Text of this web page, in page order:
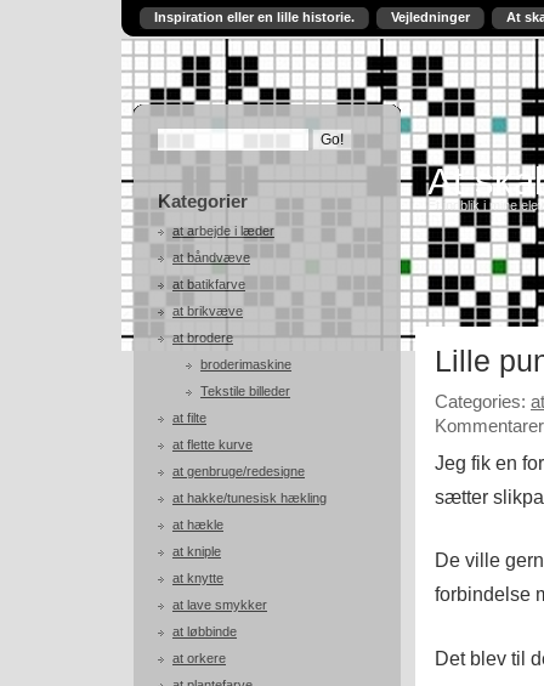
Inspiration eller en lille historie. Vejledninger At
Kategorier
at arbejde i læder
at båndvæve
at batikfarve
at brikvæve
at brodere
broderimaskine
Tekstile billeder
at filte
at flette kurve
at genbruge/redesigne
at hakke/tunesisk hækling
at hækle
at kniple
at knytte
at lave smykker
at løbbinde
at orkere
At
Et indblik i mine
Lille
Categories:
Jeg fik en
sætter
De ville
forbindelse
Det blev til